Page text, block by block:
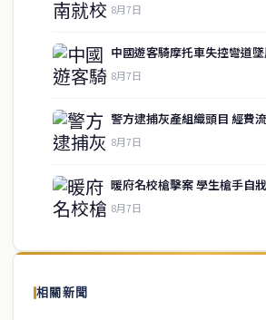
8月7日
中國遊客騎摩托車失控彎道
8月7日
警方逮捕灰產組織頭目 經費
8月7日
暖府名校槍擊案 學生槍手自
8月7日
相關新聞
關於我們
泰國中文新聞（TCN）是一家總部設於曼谷的
供即時、客觀、多元的中文新聞內容。
service@thaichinesenews.com